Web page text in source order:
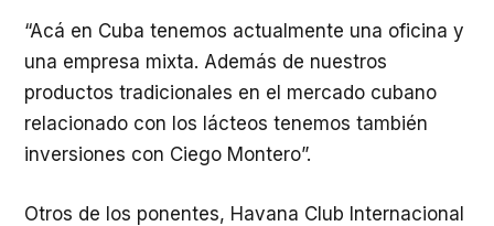
“Acá en Cuba tenemos actualmente una oficina y
una empresa mixta. Además de nuestros
productos tradicionales en el mercado cubano
relacionado con los lácteos tenemos también
inversiones con Ciego Montero”.
Otros de los ponentes, Havana Club Internacional